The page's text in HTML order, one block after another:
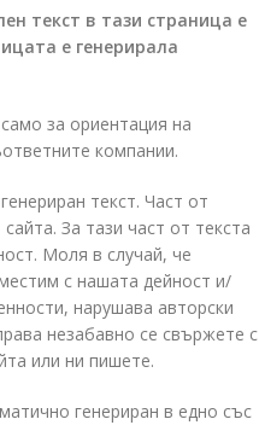
текст в тази страница е
е генерирала
за ориентация на
компании.
текст. Част от
За тази част от текста
Моля в случай, че
с нашата дейност и/
нарушава авторски
незабавно се свържете с
или ни пишете.
генериран в едно със